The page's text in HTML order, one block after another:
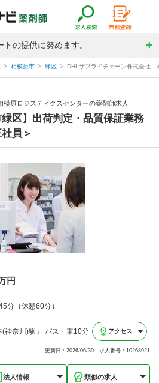
の提供に努めます。
相模原市 緑区 DHLサプライチェーン株式会社
模原ロジスティクスセンターの薬剤師求人
緑区】出荷判定・品質保証業務
員＞
円
分（休憩60分）
(神奈川)駅」 バス・車10分 アクセス
更新日：2026/06/30 求人番号：10268921
法人情報 類似の求人